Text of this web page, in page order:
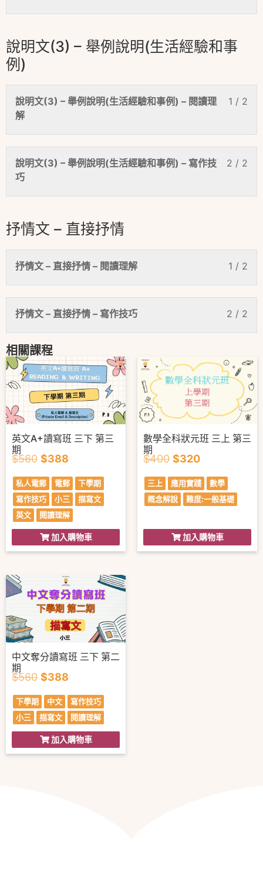
說明文(3) – 舉例說明(生活經驗和事
例)
1 / 2
說明文(3) – 舉例說明(生活經驗和事例) – 閱讀理
解
2 / 2
說明文(3) – 舉例說明(生活經驗和事例) – 寫作技
巧
抒情文 – 直接抒情
1 / 2
抒情文 – 直接抒情 – 閱讀理解
2 / 2
抒情文 – 直接抒情 – 寫作技巧
相關課程
英文A+讀寫班 三下 第三
期
$560 $388
私人電郵 電郵
下學期
寫作技巧
小三
描寫文
英文
閱讀理解
加入購物車
數學全科狀元班 三上 第三
期
$400 $320
三上 應用實踐
數學
概念解說
難度:一般基礎
加入購物車
中文奪分讀寫班 三下 第二
期
$560 $388
下學期 中文
寫作技巧
小三
描寫文 閱讀理解
加入購物車